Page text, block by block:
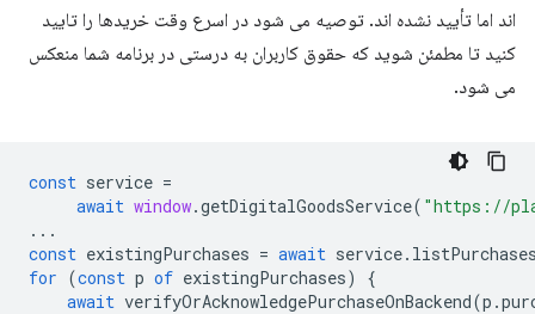
اند اما تأیید نشده اند. توصیه می شود در اسرع وقت خریدها را تایید
کنید تا مطمئن شوید که حقوق کاربران به درستی در برنامه شما منعکس
می شود.
const service =
await window.getDigitalGoodsService( "https://
...
const existingPurchases = await service.
for (const p of existingPurchases)
{
await verifyOrAcknowledgePurchaseOnBackend(p .